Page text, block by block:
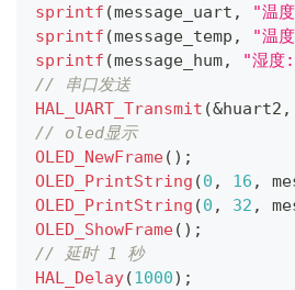
sprintf (message_uart ,
"温
sprintf (message_temp , "温
sprintf (message_hum, "湿度
// 串口发送
HAL_UART_Transmit (&huart2 ,
// oled显示
OLED_NewFrame( ) ;
OLED_PrintString (0 , 16 ,
OLED_PrintString (0 , 32 ,
OLED_ShowFrame( ) ;
// 延时 1 秒
HAL_Delay(1000) ;